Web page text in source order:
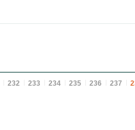
232 233 234 235 236 237